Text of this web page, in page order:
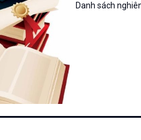
Danh sách